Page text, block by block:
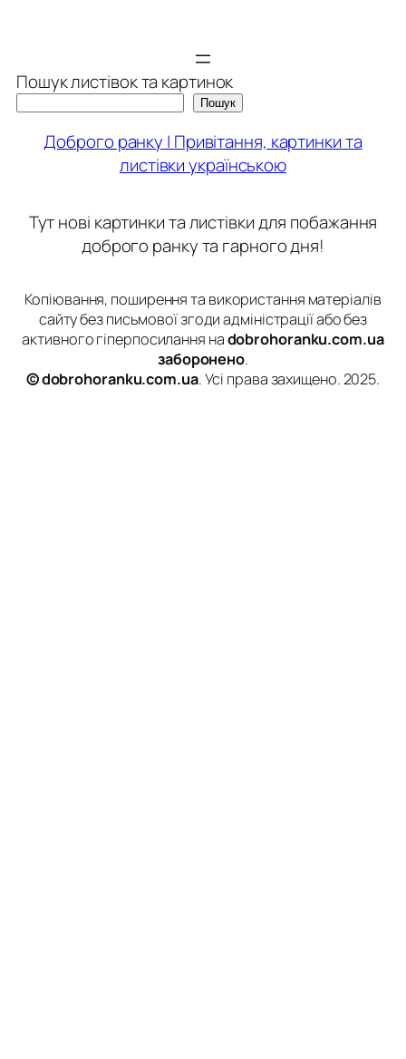
Пошук листівок та картинок
Пошук
Доброго ранку | Привітання, картинки та
листівки українською
Тут нові картинки та листівки для побажання
доброго ранку та гарного дня!
Копіювання, поширення та використання матеріалів
сайту без письмової згоди адміністрації або без
активного гіперпосилання наdobrohoranku.com.ua
заборонено.
© dobrohoranku.com.ua. Усі права захищено. 2025.